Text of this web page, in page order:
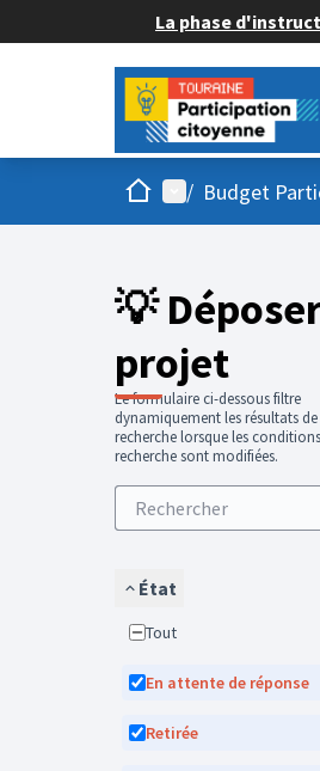
La phase
AccueilMenu principal
/ Budget
💡
projet
Le formulaire ci-dessous filtre
dynamiquement les résultats
recherche lorsque les
recherche sont modifiées.
État
Tout
En attente de réponse
Retirée